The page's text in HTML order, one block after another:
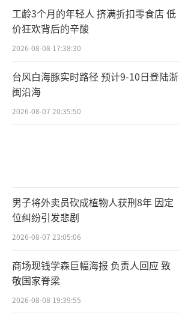
工龄3个月的年轻人 挤满折扣零食店 低
价狂欢背后的辛酸
2026-08-08 17:38:30
台风白海豚实时路径 预计9-10日登陆浙
闽沿海
2026-08-07 20:35:50
男子将外卖员砍成植物人获刑8年 因定
位纠纷引发悲剧
2026-08-07 23:05:06
商场现钱学森巨幅海报 负责人回应 致
敬国家脊梁
2026-08-08 19:39:55